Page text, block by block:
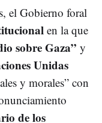
el Gobierno foral
en la que
sobre Gaza” y
Unidas
y morales” con
de los